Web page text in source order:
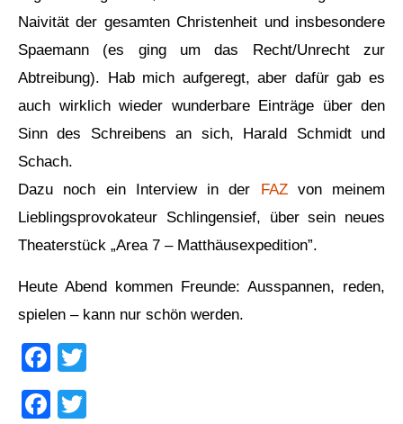
Naivität der gesamten Christenheit und insbesondere
Spaemann (es ging um das Recht/Unrecht zur
Abtreibung). Hab mich aufgeregt, aber dafür gab es
auch wirklich wieder wunderbare Einträge über den
Sinn des Schreibens an sich, Harald Schmidt und
Schach.
Dazu noch ein Interview in der FAZvon meinem
Lieblingsprovokateur Schlingensief, über sein neues
Theaterstück „Area 7 – Matthäusexpedition”.
Heute Abend kommen Freunde: Ausspannen, reden,
spielen – kann nur schön werden.
Facebook
Facebook